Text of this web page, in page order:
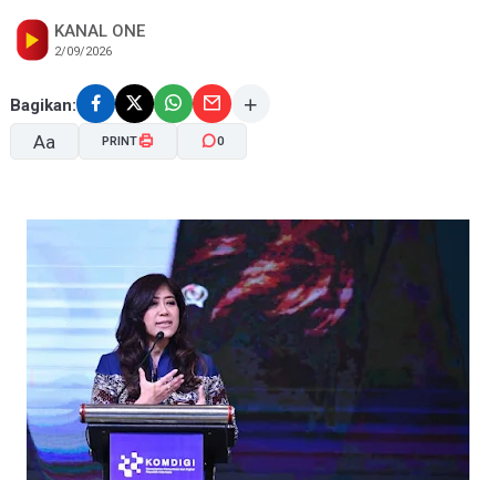
KANAL ONE
2/09/2026
Bagikan:
Aa
A+
PRINT 0